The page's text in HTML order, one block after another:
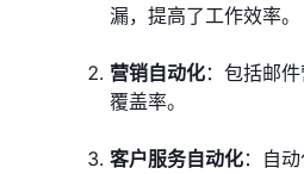
漏，提高了工作效率。
营销自动化：包括邮
覆盖率。
客户服务自动化：自